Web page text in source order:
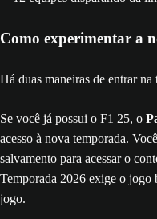
Como experimentar a
Há duas maneiras de entrar
Se você já possui o F1 25, o
acesso à nova temporada.
salvamento para acessar o
Temporada 2026 exige o jogo
jogo.